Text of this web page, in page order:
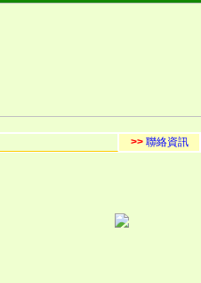
>>聯絡資訊